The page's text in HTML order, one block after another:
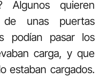
Algunos quieren
unas puertas
podían pasar los
carga, y que
estaban cargados.